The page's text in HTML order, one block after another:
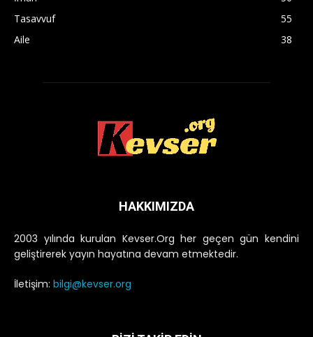
Tasavvuf
55
Aile
38
HAKKIMIZDA
2003 yılında kurulan Kevser.Org her geçen gün kendini
geliştirerek yayın hayatına devam etmektedir.
İletişim: bilgi@kevser.org